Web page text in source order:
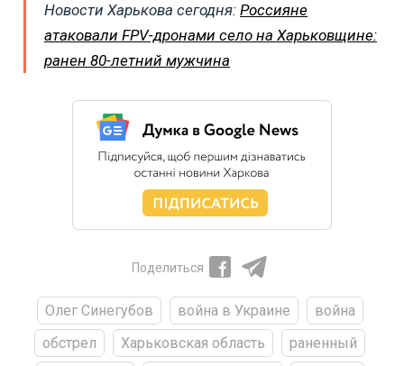
Новости Харькова сегодня: Россияне
атаковали FPV-дронами село на Харьковщине:
ранен 80-летний мужчина
Поделиться
Олег Синегубов война в Украине
война
обстрел
Харьковская область
раненный